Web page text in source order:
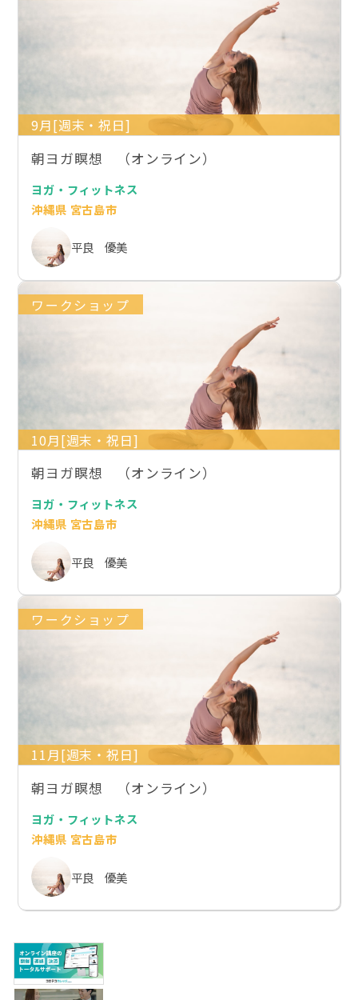
9月[週末・祝日]
朝ヨガ瞑想 （オンライン）
ヨガ・フィットネス
沖縄県 宮古島市
平良 優美
ワークショップ
10月[週末・祝日]
朝ヨガ瞑想 （オンライン）
ヨガ・フィットネス
沖縄県 宮古島市
平良 優美
ワークショップ
11月[週末・祝日]
朝ヨガ瞑想 （オンライン）
ヨガ・フィットネス
沖縄県 宮古島市
平良 優美